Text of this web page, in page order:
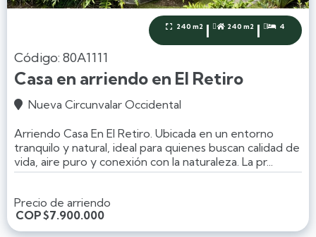
 240 m2 |  240 m2 |  4
Código: 80A1111
Casa en arriendo en El Retiro
 Nueva Circunvalar Occidental
Arriendo Casa En El Retiro. Ubicada en un entorno
tranquilo y natural, ideal para quienes buscan calidad de
vida, aire puro y conexión con la naturaleza. La pr...
Precio de arriendo
COP$7.900.000